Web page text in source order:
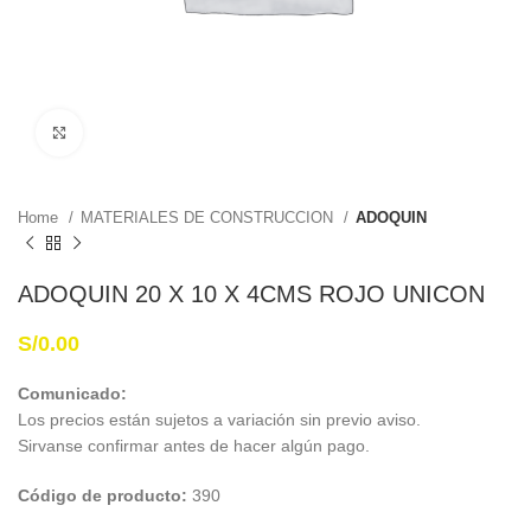
Home MATERIALES DE CONSTRUCCION ADOQUIN
ADOQUIN 20 X 10 X 4CMS ROJO UNICON
S/0.00
Comunicado:
Los precios están sujetos a variación sin previo aviso.
Sirvanse confirmar antes de hacer algún pago.
Código de producto: 390